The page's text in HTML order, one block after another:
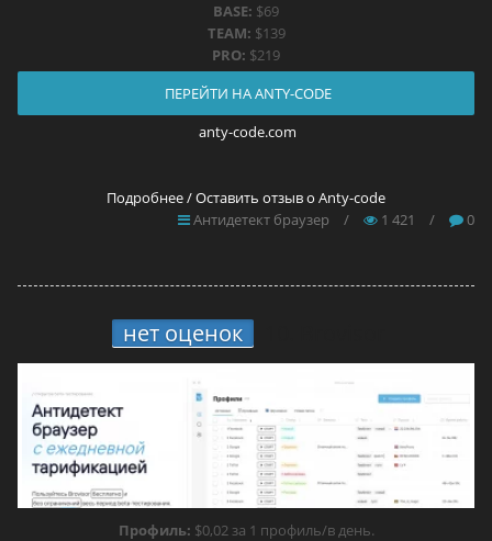
BASE: $69
TEAM: $139
PRO: $219
ПЕРЕЙТИ НА ANTY-CODE
anty-code.com
Подробнее / Оставить отзыв о Anty-code
Антидетект браузер
/ 1 421 / 0
нет оценок
Профиль: $0,02 за 1 профиль/в день.